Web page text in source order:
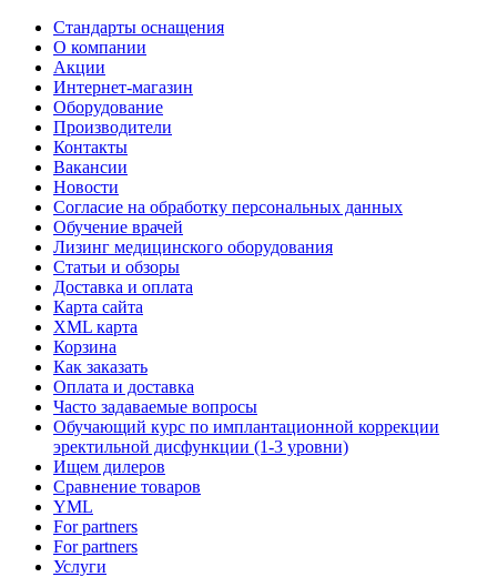
Стандарты оснащения
О компании
Акции
Интернет-магазин
Оборудование
Производители
Контакты
Вакансии
Новости
Согласие на обработку персональных данных
Обучение врачей
Лизинг медицинского оборудования
Статьи и обзоры
Доставка и оплата
Карта сайта
XML карта
Корзина
Как заказать
Оплата и доставка
Часто задаваемые вопросы
Обучающий курс по имплантационной коррекции
эректильной дисфункции (1-3 уровни)
Ищем дилеров
Сравнение товаров
YML
For partners
For partners
Услуги